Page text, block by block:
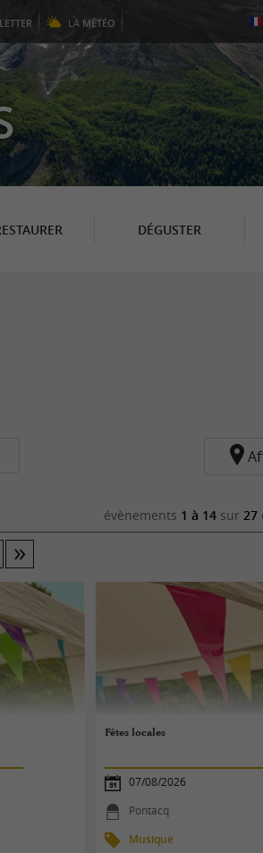
LA MÉTÉO
DÉGUSTER
évènements 1 à 14 sur 27
Fêtes locales
07/08/2026
Pontacq
Musique